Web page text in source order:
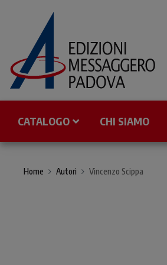
CATALOGO CHI SIAMO
Home Autori Vincenzo Scippa